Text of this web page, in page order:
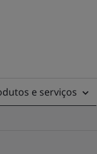
e serviços